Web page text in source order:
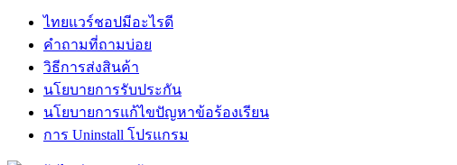
ไทยแวร์ชอปมีอะไรดี
คำถามที่ถามบ่อย
วิธีการส่งสินค้า
นโยบายการรับประกัน
นโยบายการแก้ไขปัญหาข้อร้องเรียน
การ Uninstall โปรแกรม